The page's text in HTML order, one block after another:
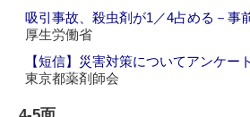
吸引事故、殺虫剤が1／4占める－事
厚生労働省
【短信】災害対策についてアンケー
東京都薬剤師会